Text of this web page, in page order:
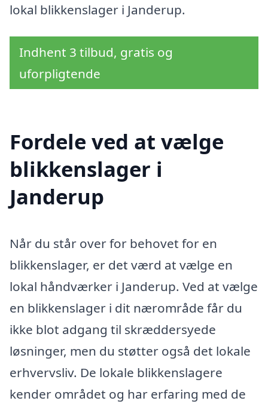
lokal blikkenslager i Janderup.
Indhent 3 tilbud, gratis og
uforpligtende
Fordele ved at vælge
blikkenslager i
Janderup
Når du står over for behovet for en
blikkenslager, er det værd at vælge en
lokal håndværker i Janderup. Ved at vælge
en blikkenslager i dit nærområde får du
ikke blot adgang til skræddersyede
løsninger, men du støtter også det lokale
erhvervsliv. De lokale blikkenslagere
kender området og har erfaring med de